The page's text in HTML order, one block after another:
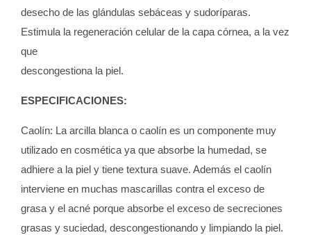
desecho de las glándulas sebáceas y sudoríparas.
Estimula la regeneración celular de la capa córnea, a la vez
que
descongestiona la piel.
ESPECIFICACIONES:
Caolín: La arcilla blanca o caolín es un componente muy
utilizado en cosmética ya que absorbe la humedad, se
adhiere a la piel y tiene textura suave. Además el caolín
interviene en muchas mascarillas contra el exceso de
grasa y el acné porque absorbe el exceso de secreciones
grasas y suciedad, descongestionando y limpiando la piel.